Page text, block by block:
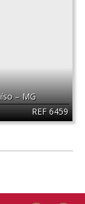
REF 6459
–MG